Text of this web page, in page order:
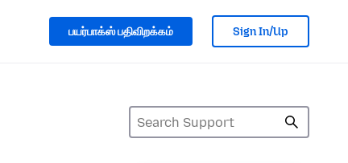
பயர்பாக்ஸ் பதிவிறக்கம் Sign In/Up